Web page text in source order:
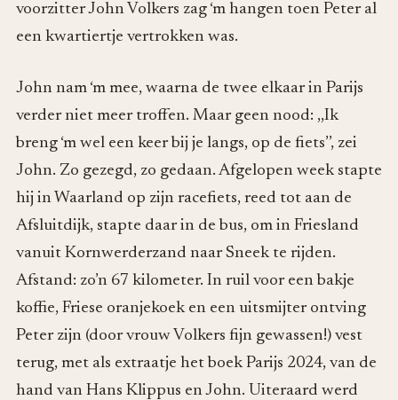
voorzitter John Volkers zag ‘m hangen toen Peter al
een kwartiertje vertrokken was.
John nam ‘m mee, waarna de twee elkaar in Parijs
verder niet meer troffen. Maar geen nood: ,,Ik
breng ‘m wel een keer bij je langs, op de fiets’’, zei
John. Zo gezegd, zo gedaan. Afgelopen week stapte
hij in Waarland op zijn racefiets, reed tot aan de
Afsluitdijk, stapte daar in de bus, om in Friesland
vanuit Kornwerderzand naar Sneek te rijden.
Afstand: zo’n 67 kilometer. In ruil voor een bakje
koffie, Friese oranjekoek en een uitsmijter ontving
Peter zijn (door vrouw Volkers fijn gewassen!) vest
terug, met als extraatje het boek Parijs 2024, van de
hand van Hans Klippus en John. Uiteraard werd